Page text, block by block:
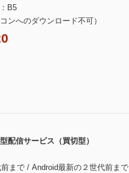
B5
ンへのダウンロード不可）
配信サービス（買切型）
まで / Android最新の２世代前まで